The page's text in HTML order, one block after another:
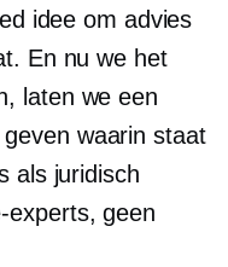
idee om advies
En nu we het
laten we een
waarin staat
als juridisch
experts, geen